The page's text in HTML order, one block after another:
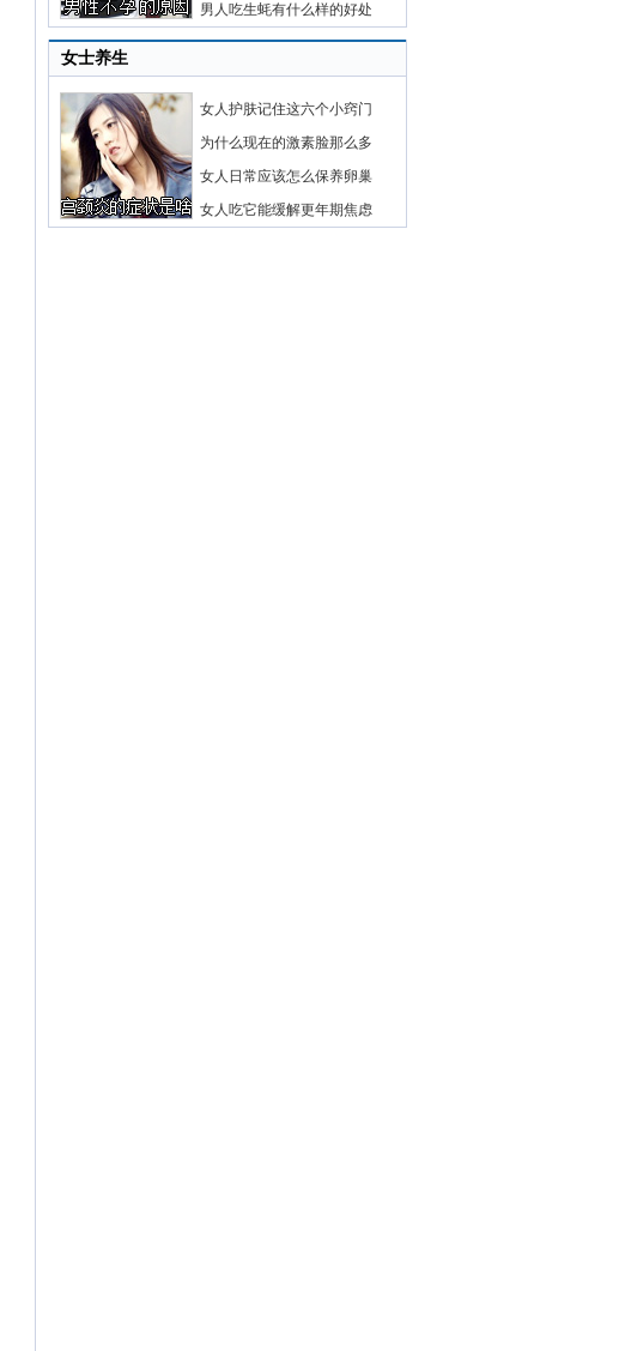
男人吃生蚝有什么样的好处
女士养生
女人护肤记住这六个小窍门
为什么现在的激素脸那么多
女人日常应该怎么保养卵巢
女人吃它能缓解更年期焦虑